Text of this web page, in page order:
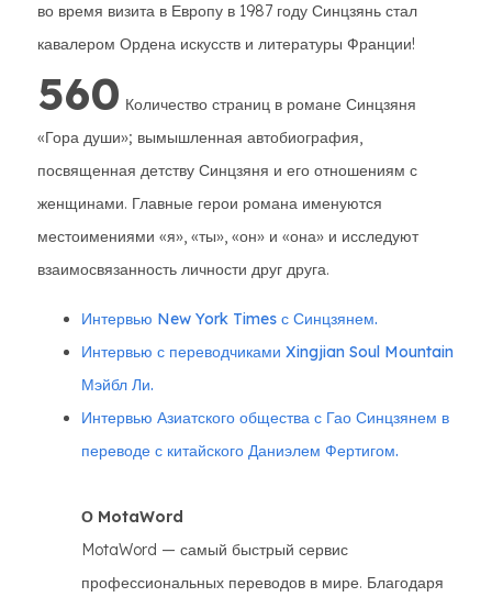
во время визита в Европу в 1987 году Синцзянь стал
кавалером Ордена искусств и литературы Франции!
560 Количество страниц в романе Синцзяня
«Гора души»; вымышленная автобиография,
посвященная детству Синцзяня и его отношениям с
женщинами. Главные герои романа именуются
местоимениями «я», «ты», «он» и «она» и исследуют
взаимосвязанность личности друг друга.
Интервью New York Times с Синцзянем.
Интервью с переводчиками Xingjian Soul Mountain
Мэйбл Ли.
Интервью Азиатского общества с Гао Синцзянем в
переводе с китайского Даниэлем Фертигом.
О MotaWord
MotaWord — самый быстрый сервис
профессиональных переводов в мире. Благодаря